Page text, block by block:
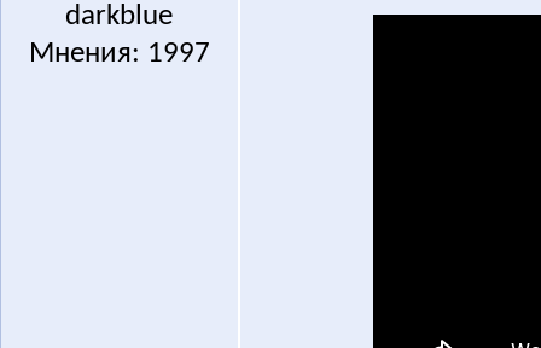
darkblue
Мнения: 1997